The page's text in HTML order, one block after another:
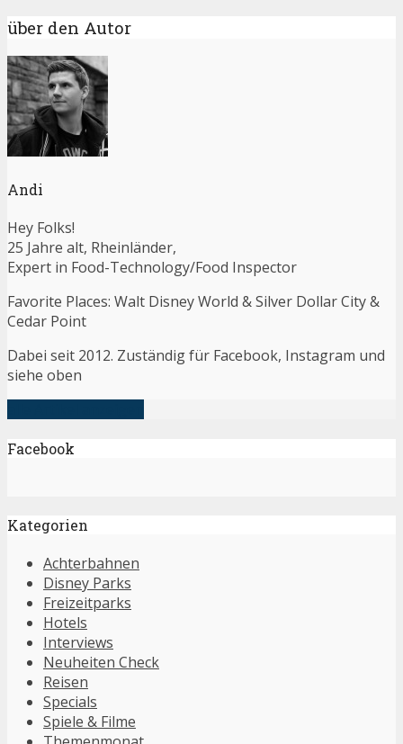
über den Autor
Andi
Hey Folks!
25 Jahre alt, Rheinländer,
Expert in Food-Technology/Food Inspector
Favorite Places: Walt Disney World & Silver Dollar City &
Cedar Point
Dabei seit 2012. Zuständig für Facebook, Instagram und
siehe oben
Facebook
Kategorien
Achterbahnen
Disney Parks
Freizeitparks
Hotels
Interviews
Neuheiten Check
Reisen
Specials
Spiele & Filme